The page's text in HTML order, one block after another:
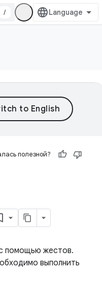
/
полезной?
помощью жестов.
выполнить